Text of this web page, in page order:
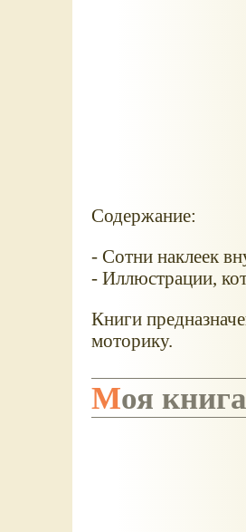
Содержание:
- Сотни наклеек
- Иллюстрации,
Книги
моторику.
Моя